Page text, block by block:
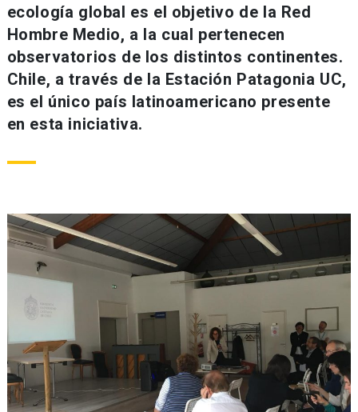
ecología global es el objetivo de la Red
Hombre Medio, a la cual pertenecen
observatorios de los distintos continentes.
Chile, a través de la Estación Patagonia UC,
es el único país latinoamericano presente
en esta iniciativa.